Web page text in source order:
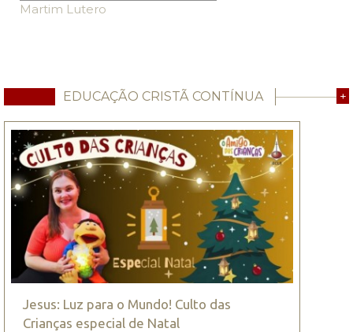
Martim Lutero
EDUCAÇÃO CRISTÃ CONTÍNUA +
Jesus: Luz para o Mundo! Culto das
Crianças especial de Natal